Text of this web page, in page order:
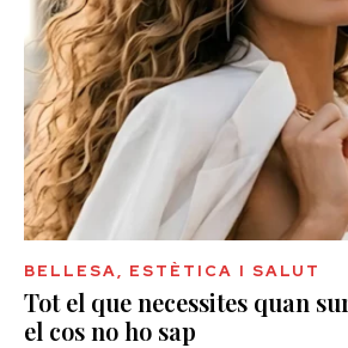
BELLESA, ESTÈTICA I SALUT
Tot el que necessites quan
el cos no ho sap